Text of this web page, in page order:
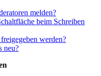
melden?
beim Schreiben
werden?
neu?